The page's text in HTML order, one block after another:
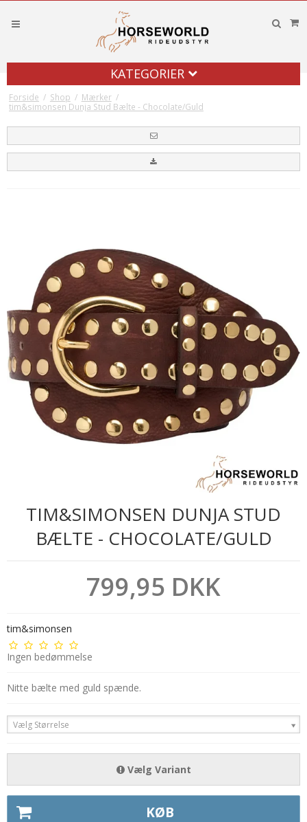
KATEGORIER
Forside / Shop / Mærker /
tim&simonsen Dunja Stud Bælte - Chocolate/Guld
TIM&SIMONSEN DUNJA STUD
BÆLTE - CHOCOLATE/GULD
799,95 DKK
tim&simonsen
Ingen bedømmelse
Nitte bælte med guld spænde.
Vælg Størrelse
Vælg Variant
KØB